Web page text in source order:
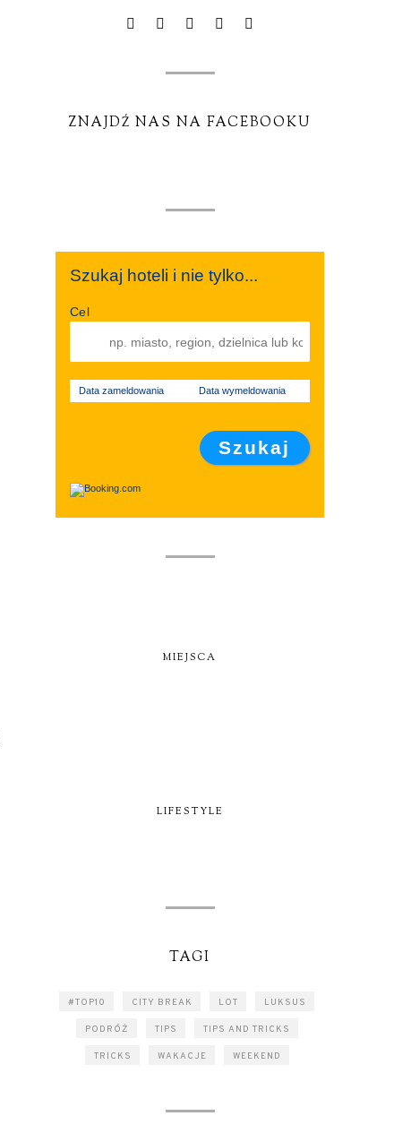
ZNAJDŹ NAS NA FACEBOOKU
Szukaj hoteli i nie tylko...
Cel
Data zameldowania Data wymeldowania
MIEJSCA
LIFESTYLE
TAGI
#TOP10 CITY BREAK LOT LUKSUS
PODRÓŻ TIPS TIPS AND TRICKS
TRICKS WAKACJE WEEKEND